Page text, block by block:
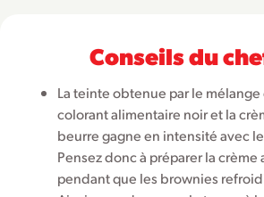
Conseils du
La teinte obtenue par le mélange
colorant alimentaire noir et la
beurre gagne en intensité avec
Pensez donc à préparer la crème
pendant que les brownies